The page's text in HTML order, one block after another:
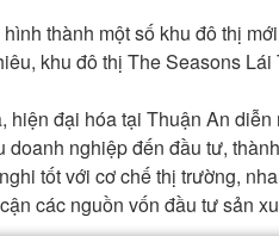
thành một số khu đô thị
khu đô thị The Seasons
đại hóa tại Thuận An
nghiệp đến đầu tư,
tốt với cơ chế thị trường,
các nguồn vốn đầu tư sản